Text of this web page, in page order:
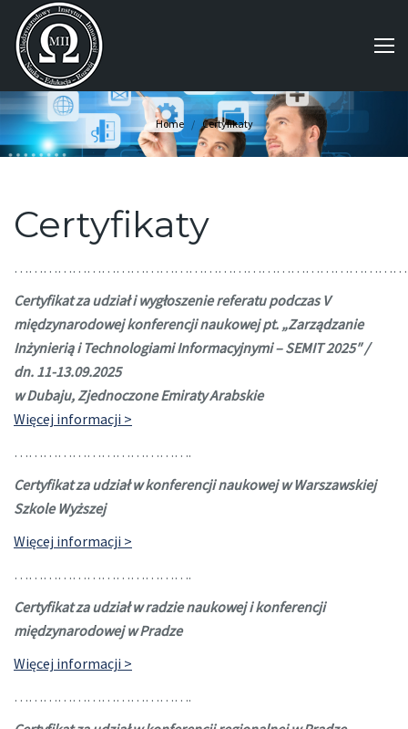
You are here: Home Certyfikaty
Certyfikaty
Certyfikat za udział i wygłoszenie referatu podczas V
międzynarodowej konferencji naukowej pt. „Zarządzanie
Inżynierią i Technologiami Informacyjnymi – SEMIT 2025″ /
dn. 11-13.09.2025
w Dubaju, Zjednoczone Emiraty Arabskie
Więcej informacji >
……………………………….
Certyfikat za udział w konferencji naukowej w Warszawskiej
Szkole Wyższej
Więcej informacji >
……………………………….
Certyfikat za udział w radzie naukowej i konferencji
międzynarodowej w Pradze
Więcej informacji >
……………………………….